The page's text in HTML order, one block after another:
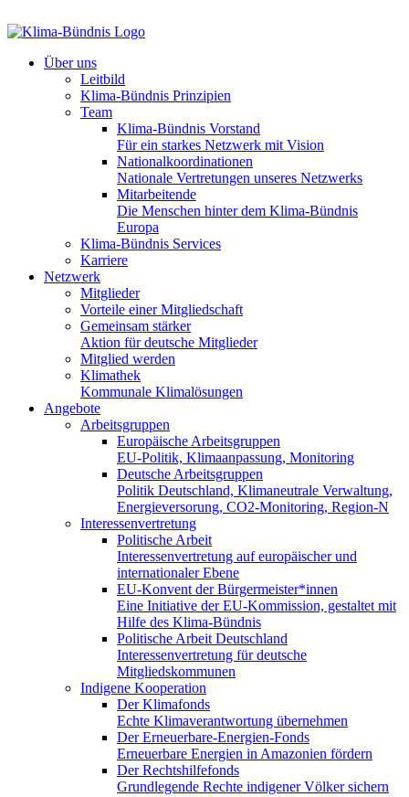
Über uns
Leitbild
Klima-Bündnis Prinzipien
Team
Klima-Bündnis Vorstand
Für ein starkes Netzwerk mit Vision
Nationalkoordinationen
Nationale Vertretungen unseres Netzwerks
Mitarbeitende
Die Menschen hinter dem Klima-Bündnis
Europa
Klima-Bündnis Services
Karriere
Netzwerk
Mitglieder
Vorteile einer Mitgliedschaft
Gemeinsam stärker
Aktion für deutsche Mitglieder
Mitglied werden
Klimathek
Kommunale Klimalösungen
Angebote
Arbeitsgruppen
Europäische Arbeitsgruppen
EU-Politik, Klimaanpassung, Monitoring
Deutsche Arbeitsgruppen
Politik Deutschland, Klimaneutrale Verwaltung,
Energieversorung, CO2-Monitoring, Region-N
Interessenvertretung
Politische Arbeit
Interessenvertretung auf europäischer und
internationaler Ebene
EU-Konvent der Bürgermeister*innen
Eine Initiative der EU-Kommission, gestaltet mit
Hilfe des Klima-Bündnis
Politische Arbeit Deutschland
Interessenvertretung für deutsche
Mitgliedskommunen
Indigene Kooperation
Der Klimafonds
Echte Klimaverantwortung übernehmen
Der Erneuerbare-Energien-Fonds
Erneuerbare Energien in Amazonien fördern
Der Rechtshilfefonds
Grundlegende Rechte indigener Völker sichern